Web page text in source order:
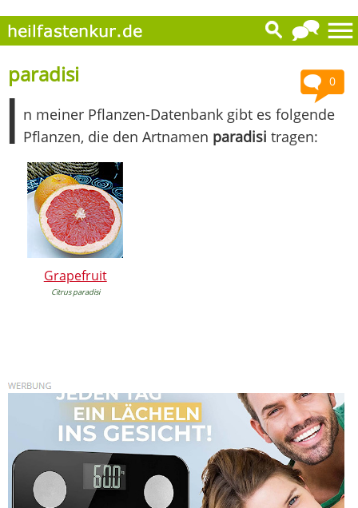
0
paradisi
I n meiner Pflanzen-Datenbank gibt es folgende
Pflanzen, die den Artnamen paradisi tragen:
Grapefruit
Citrus paradisi